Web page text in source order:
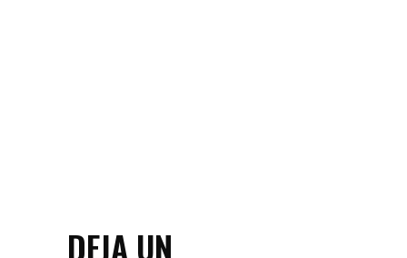
DEJA UN